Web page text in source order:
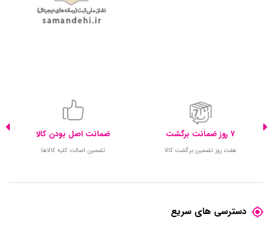
7 روز ضمانت برگشت
هفت روز تضمین برگشت کالا
ضمانت اصل بودن کالا
تضمین اصالت کلیه کالاها
دسترسی های سریع